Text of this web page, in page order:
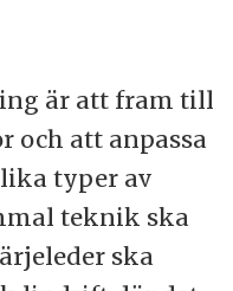
är att fram till
och att anpassa
typer av
teknik ska
ska